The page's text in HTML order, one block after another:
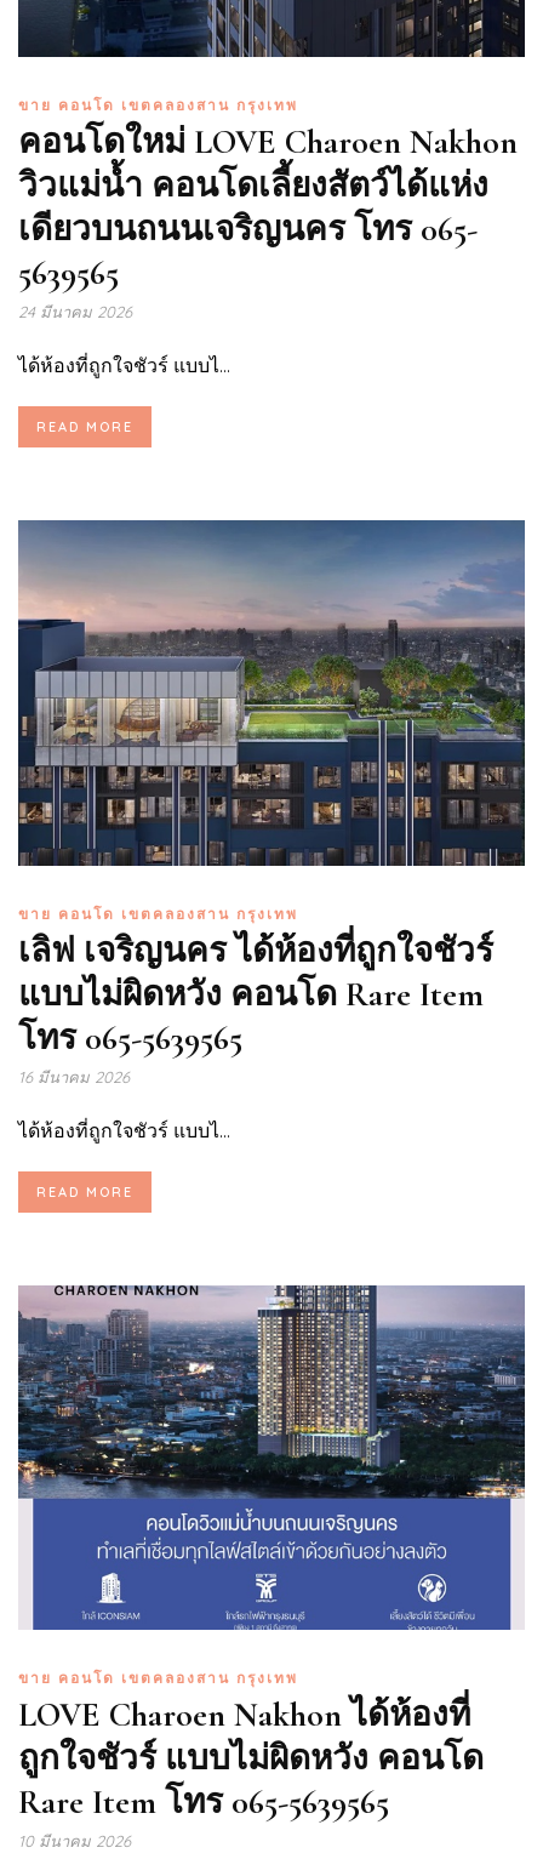
ขาย คอนโด เขตคลองสาน กรุงเทพ
คอนโดใหม่ LOVE Charoen Nakhon
วิวแม่น้ำ คอนโดเลี้ยงสัตว์ได้แห่ง
เดียวบนถนนเจริญนคร โทร 065-
5639565
24 มีนาคม 2026
ได้ห้องที่ถูกใจชัวร์ แบบไ...
READ MORE
ขาย คอนโด เขตคลองสาน กรุงเทพ
เลิฟ เจริญนคร ได้ห้องที่ถูกใจชัวร์
แบบไม่ผิดหวัง คอนโด Rare Item
โทร 065-5639565
16 มีนาคม 2026
ได้ห้องที่ถูกใจชัวร์ แบบไ...
READ MORE
ขาย คอนโด เขตคลองสาน กรุงเทพ
LOVE Charoen Nakhon ได้ห้องที่
ถูกใจชัวร์ แบบไม่ผิดหวัง คอนโด
Rare Item โทร 065-5639565
10 มีนาคม 2026